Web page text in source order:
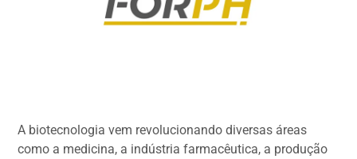
A biotecnologia vem revolucionando diversas áreas
como a medicina, a indústria farmacêutica, a produção